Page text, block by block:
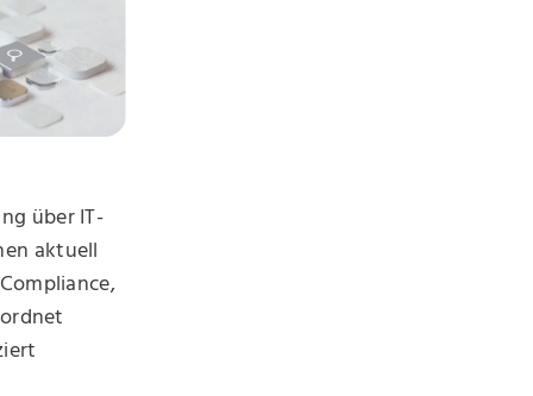
über IT-
aktuell